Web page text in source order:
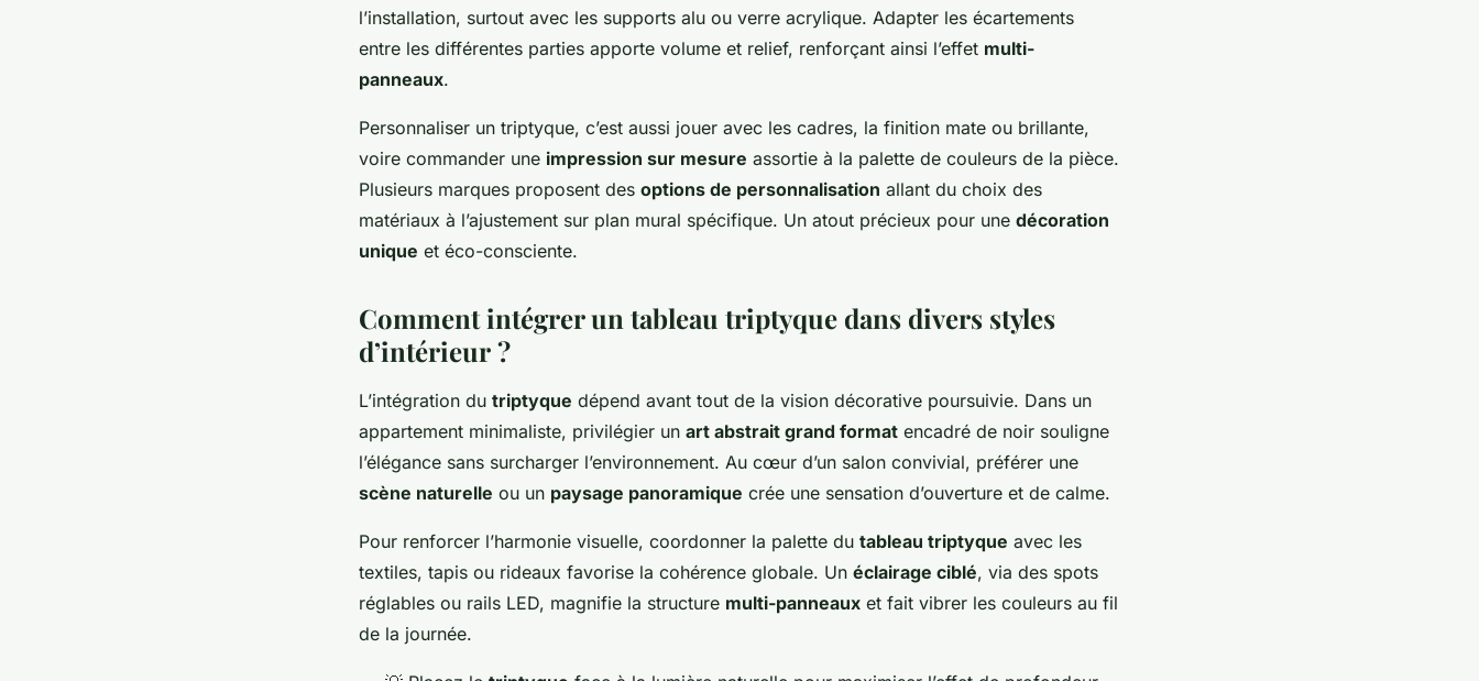
l’installation, surtout avec les supports alu ou verre acrylique. Adapter les écartements
entre les différentes parties apporte volume et relief, renforçant ainsi l’effet multi-
panneaux.
Personnaliser un triptyque, c’est aussi jouer avec les cadres, la finition mate ou brillante,
voire commander une impression sur mesure assortie à la palette de couleurs de la pièce.
Plusieurs marques proposent des options de personnalisation allant du choix des
matériaux à l’ajustement sur plan mural spécifique. Un atout précieux pour une décoration
unique et éco-consciente.
Comment intégrer un tableau triptyque dans divers styles
d’intérieur ?
L’intégration du triptyque dépend avant tout de la vision décorative poursuivie. Dans un
appartement minimaliste, privilégier un art abstrait grand format encadré de noir souligne
l’élégance sans surcharger l’environnement. Au cœur d’un salon convivial, préférer une
scène naturelle ou un paysage panoramique crée une sensation d’ouverture et de calme.
Pour renforcer l’harmonie visuelle, coordonner la palette du tableau triptyque avec les
textiles, tapis ou rideaux favorise la cohérence globale. Un éclairage ciblé, via des spots
réglables ou rails LED, magnifie la structure multi-panneaux et fait vibrer les couleurs au fil
de la journée.